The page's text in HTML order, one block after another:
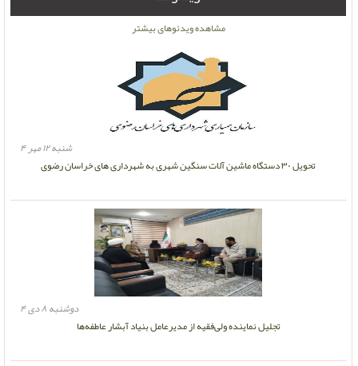
تجلیل نماینده ولی‌فقیه از مدیرعامل بنیاد آبشار عاطفه‌ها
دوشنبه ۸ دی ۴
تحویل ۳۰ دستگاه ماشین آلات سنگین شهری به شهرداری های خراسان رضوی
شنبه ۱۲ مهر ۴
مشاهده ویدئوهای بیشتر